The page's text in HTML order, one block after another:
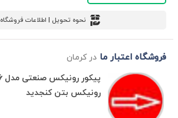
نحوه تحویل | اطلاعات فروشگاه
فروشگاه اعتبار ما در کرمان
رونیکس بتن کنجدید